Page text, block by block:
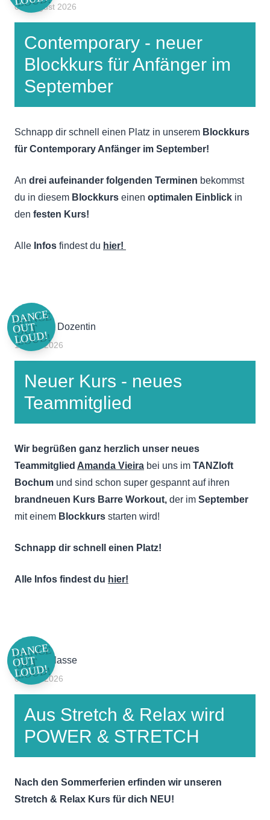
03. August 2026
Contemporary - neuer
Blockkurs für Anfänger im
September
Schnapp dir schnell einen Platz in unserem Blockkurs
für Contemporary Anfänger im September!
An drei aufeinander folgenden Terminen bekommst
du in diesem Blockkurs einen optimalen Einblick in
den festen Kurs!
Alle Infos findest du hier!
DANCE
OUT
LOUD!
19. Juli 2026
Neuer Kurs - neues
Teammitglied
Wir begrüßen ganz herzlich unser neues
Teammitglied Amanda Vieira bei uns im TANZloft
Bochum und sind schon super gespannt auf ihren
brandneuen Kurs Barre Workout, der im September
mit einem Blockkurs starten wird!
Schnapp dir schnell einen Platz!
Alle Infos findest du hier!
DANCE
OUT
LOUD!
04. Juli 2026
Aus Stretch & Relax wird
POWER & STRETCH
Nach den Sommerferien erfinden wir unseren
Stretch & Relax Kurs für dich NEU!